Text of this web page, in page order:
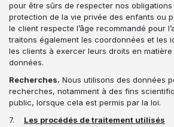
pour être sûrs de respecter nos obligations
protection de la vie privée des enfants ou
le client respecte l’âge recommandé pour
traitons également les coordonnées et les
les clients à exercer leurs droits en
données.
Recherches. Nous utilisons des données
recherches, notamment à des fins
public, lorsque cela est permis par la loi.
7. Les procédés de traitement utilisés